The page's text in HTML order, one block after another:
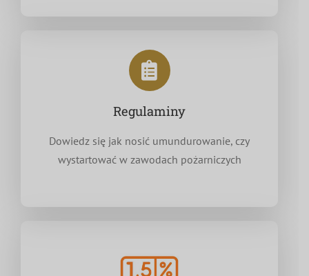
Regulaminy
Dowiedz się jak nosić umundurowanie, czy
wystartować w zawodach pożarniczych